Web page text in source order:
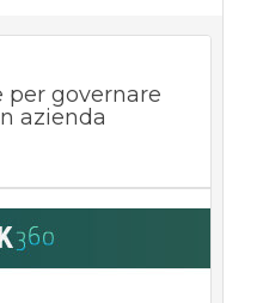
per governare
azienda